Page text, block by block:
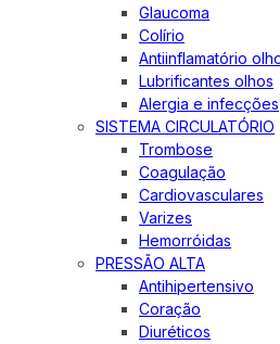
Glaucoma
Colírio
Antiinflamatório
Lubrificantes olhos
Alergia e infecções
SISTEMA CIRCULATÓRIO
Trombose
Coagulação
Cardiovasculares
Varizes
Hemorróidas
PRESSÃO ALTA
Antihipertensivo
Coração
Diuréticos